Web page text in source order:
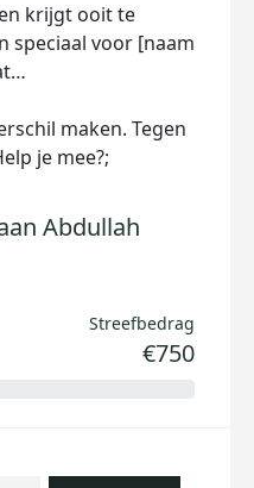
krijgt ooit te
speciaal voor [naam
maken. Tegen
je mee?;
Abdullah
Streefbedrag
€750